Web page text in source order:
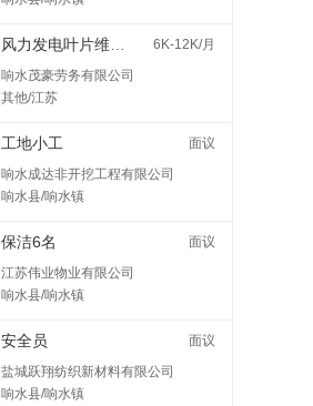
6K-12K/月
响水茂豪劳务有限公司
其他/江苏
工地小工
面议
响水成达非开挖工程有限公司
响水县/响水镇
保洁6名
面议
江苏伟业物业有限公司
响水县/响水镇
安全员
面议
盐城跃翔纺织新材料有限公司
响水县/响水镇